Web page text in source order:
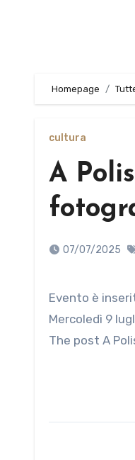
Homepage
cultura
A
07/07/2025
Evento è inserito nel cartellone dell’Estate Culturale Polistenese 2025 ed è promosso da Arte che Parla Aps.
Mercoledì 9
The post A